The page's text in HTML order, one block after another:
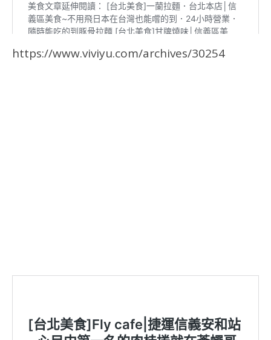
https://www.viviyu.com/archives/30254